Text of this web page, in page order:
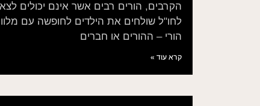
הקרבים, הורים רבים אשר אינם יכולים
לחו"ל שולחים את הילדים לחופשה עם
הורי – ההורים או חברים
קרא עוד »